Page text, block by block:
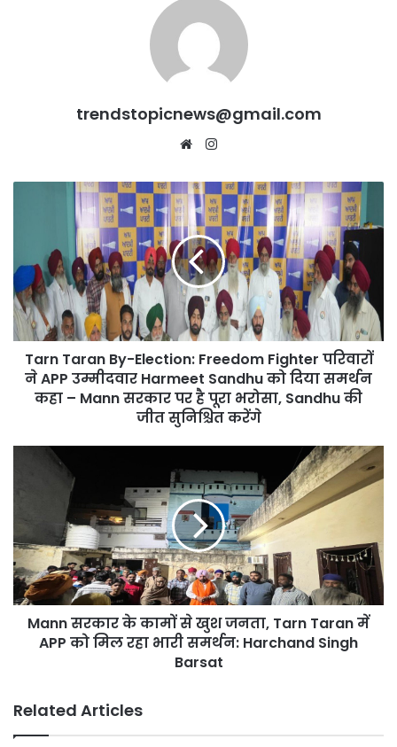
trendstopicnews@gmail.com
Website
Freedom
Fighter
परिवारों
ने
APP
उम्मीदवार
Harmeet
Sandhu
समर्थन
सरकार
पर
है
पूरा
भरोसा,
Sandhu
Tarn Taran By-Election: Freedom Fighter परिवारों
ने APP उम्मीदवार Harmeet Sandhu को दिया समर्थन
कहा – Mann सरकार पर है पूरा भरोसा, Sandhu की
जीत सुनिश्चित करेंगे
खुश
जनता,
Tarn
Taran
भारी
समर्थन:
Mann सरकार के कामों से खुश जनता, Tarn Taran में
APP को मिल रहा भारी समर्थन: Harchand Singh
Barsat
Related Articles